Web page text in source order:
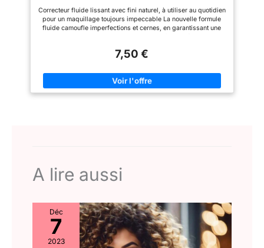
savoir-faire et durabilité pour
créer des soins naturels à
l’efficacité prouvée dont ce
Correcteur fluide lissant avec fini naturel, à utiliser au quotidien
pour un maquillage toujours impeccable La nouvelle formule
fluide camoufle imperfections et cernes, en garantissant une
peau avec le bout arrondi puis de l'étirer d'un simple geste Il
7,50 €
A lire aussi
Déc
7
2023